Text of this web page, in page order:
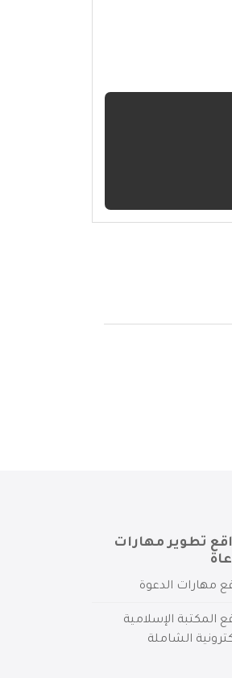
تطوير مهارات
مهارات الدعوة
المكتبة الإسلامية
الشاملة